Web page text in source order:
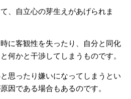
、自立心の芽生えがあげられま
に客観性を失ったり、自分と同化
何かと干渉してしまうものです。
思ったり嫌いになってしまうとい
因である場合もあるのです。